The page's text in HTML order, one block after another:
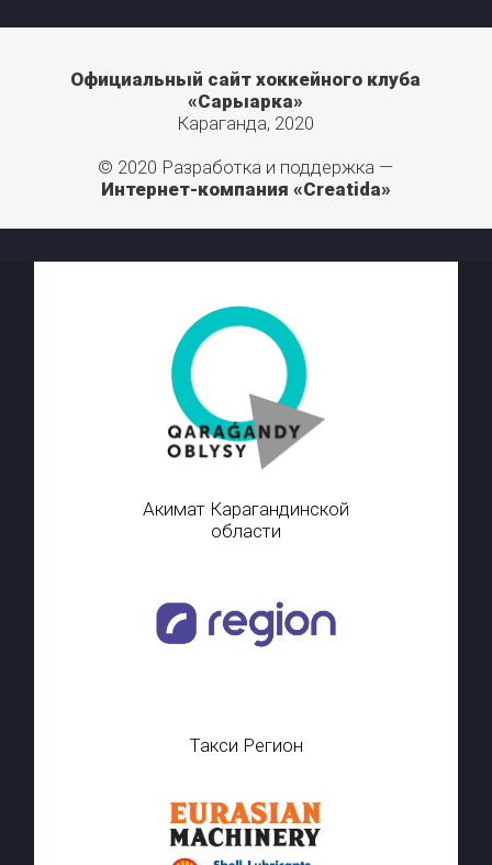
Официальный сайт хоккейного клуба
«Сарыарка»
Караганда, 2020
© 2020 Разработка и поддержка —
Интернет-компания «Creatida»
Акимат Карагандинской
области
Такси Регион